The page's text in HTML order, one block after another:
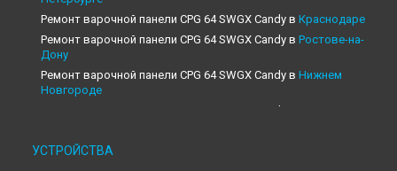
Ремонт варочной панели CPG 64 SWGX Candy в Краснодаре
Ремонт варочной панели CPG 64 SWGX Candy в Ростове-на-
Дону
Ремонт варочной панели CPG 64 SWGX Candy в Нижнем
Новгороде
Ремонт варочной панели CPG 64 SWGX Candy в
Ремонт варочной панели CPG 64 SWGX Candy в
УСТРОЙСТВА